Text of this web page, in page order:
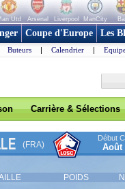
Utd Arsenal Liverpool ManCity
Coupe d'Europe Les
Buteurs | Calendrier |
Carrière & Sélections
(FRA)
Début
Août
POIDS